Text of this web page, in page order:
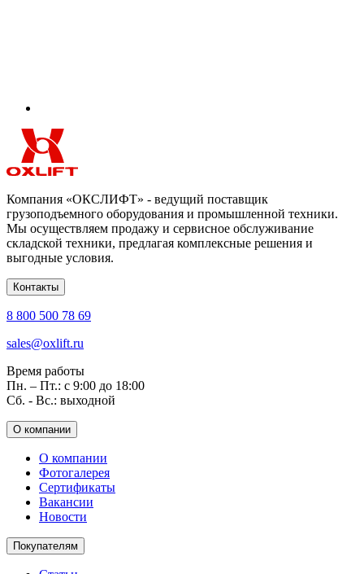
Компания «ОКСЛИФТ» - ведущий поставщик
грузоподъемного оборудования и промышленной техники.
Мы осуществляем продажу и сервисное обслуживание
складской техники, предлагая комплексные решения и
выгодные условия.
Контакты
8 800 500 78 69
sales@oxlift.ru
Время работы
Пн. – Пт.: с 9:00 до 18:00
Сб. - Вс.: выходной
О компании
О компании
Фотогалерея
Сертификаты
Вакансии
Новости
Покупателям